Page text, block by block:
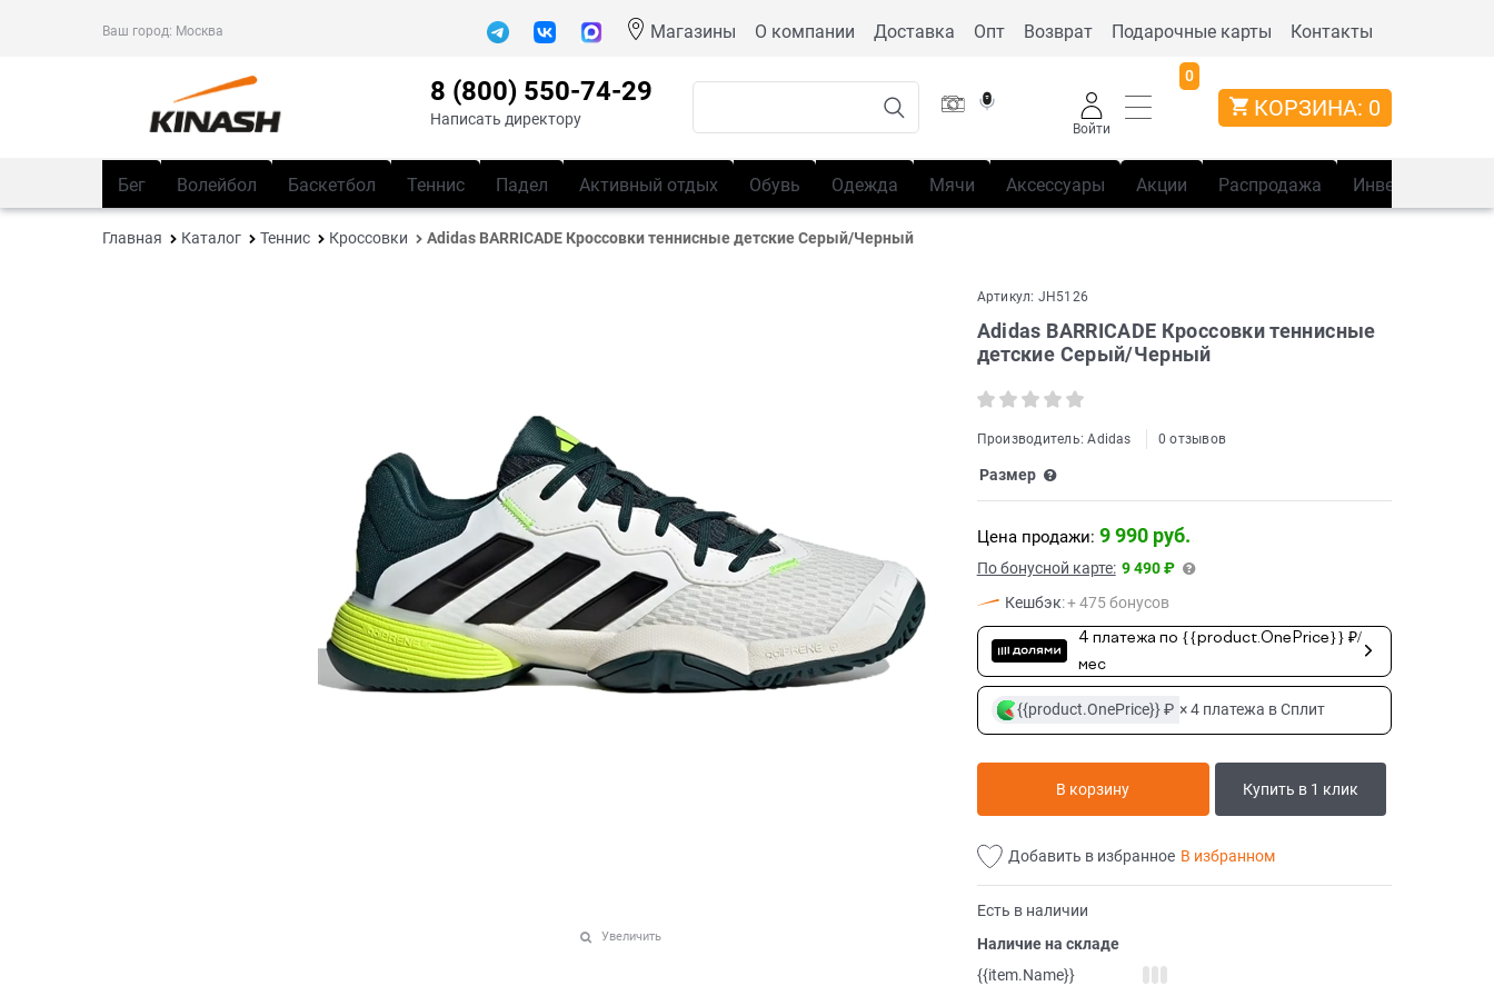
Ваш город: Москва Магазины О компании Доставка Опт Возврат Подарочные карты Контакты
8 (800) 550-74-29
Написать директору
Войти
0
КОРЗИНА: 0
Бег Волейбол Баскетбол Теннис Падел Активный отдых Обувь Одежда Мячи Аксессуары Акции Распродажа Инвентарь
Главная Каталог Теннис Кроссовки Adidas BARRICADE Кроссовки теннисные детские Серый/Черный
Увеличить
Артикул: JH5126
Adidas BARRICADE Кроссовки теннисные
детские Серый/Черный
Производитель:Adidas 0 отзывов
Размер
Цена продажи: 9 990 руб.
По бонусной карте: 9 490 ₽
Кешбэк:+ 475 бонусов
4 платежа по {{product.OnePrice}} ₽/
мес
{{product.OnePrice}} ₽ × 4 платежа в Сплит
В корзину Купить в 1 клик
Добавить в избранное В избранном
Есть в наличии
Наличие на складе
{{item.Name}}